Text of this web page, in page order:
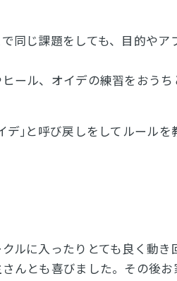
同じ課題をしても、目的やア
ール、オイデの練習をおう
デ｣と呼び戻しをしてルールを
ルに入ったりとても良く動
んとも喜びました。その後